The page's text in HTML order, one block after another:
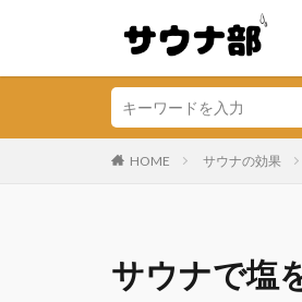
HOME サウナの効果
サウナで塩